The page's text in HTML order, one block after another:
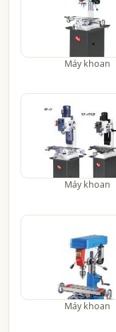
Máy khoan
Máy khoan
Máy khoan